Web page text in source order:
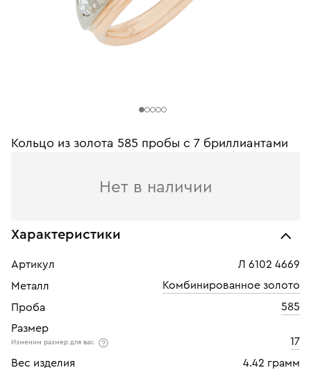
Кольцо из золота 585 пробы c 7 бриллиантами
Нет в наличии
Характеристики
Артикул
Л 6102 4669
Металл
Комбинированное золото
Проба
585
Размер
Изменим размер для вас
17
Вес изделия
4.42 грамм